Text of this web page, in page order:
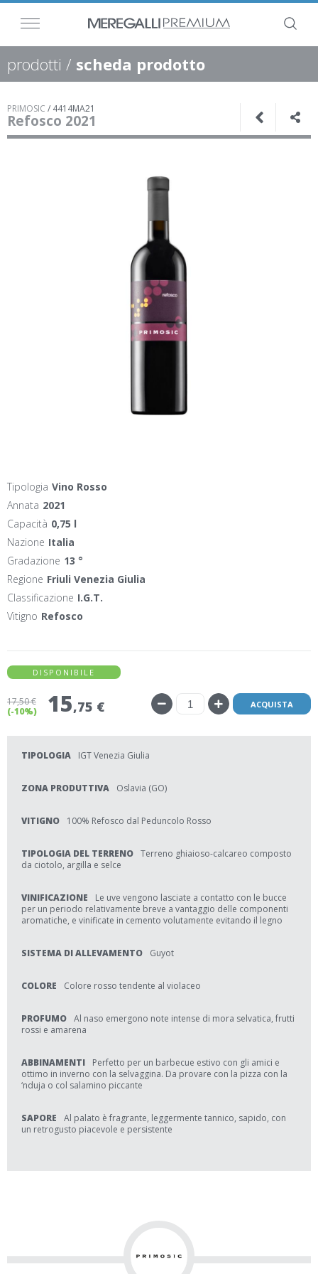
prodotti / scheda prodotto
PRIMOSIC / 4414MA21
Refosco 2021
Tipologia Vino Rosso
Annata 2021
Capacità 0,75 l
Nazione Italia
Gradazione 13 °
Regione Friuli Venezia Giulia
Classificazione I.G.T.
Vitigno Refosco
DISPONIBILE
17,50 €
(-10%)
15,75 € ACQUISTA
TIPOLOGIA IGT Venezia Giulia
ZONA PRODUTTIVA Oslavia (GO)
VITIGNO 100% Refosco dal Peduncolo Rosso
TIPOLOGIA DEL TERRENO Terreno ghiaioso-calcareo composto
da ciotolo, argilla e selce
VINIFICAZIONE
Le uve vengono lasciate a contatto con le bucce
per un periodo relativamente breve a vantaggio delle componenti
aromatiche, e vinificate in cemento volutamente evitando il legno
SISTEMA DI ALLEVAMENTO Guyot
COLORE Colore rosso tendente al violaceo
PROFUMO Al naso emergono note intense di mora selvatica, frutti
rossi e amarena
ABBINAMENTI
Perfetto per un barbecue estivo con gli amici e
ottimo in inverno con la selvaggina. Da provare con la pizza con la
‘nduja o col salamino piccante
SAPORE
Al palato è fragrante, leggermente tannico, sapido, con
un retrogusto piacevole e persistente